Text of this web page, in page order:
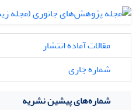
مقالات آماده انتشار
شماره جاری
شماره‌های پیشین نشریه